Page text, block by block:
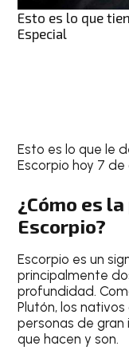
Esto es lo que
Especial
Esto es lo que le
Escorpio hoy 7
¿Cómo es
Escorpio?
Escorpio es un
principalmente
profundidad.
Plutón, los
personas de gran
que hacen y son.